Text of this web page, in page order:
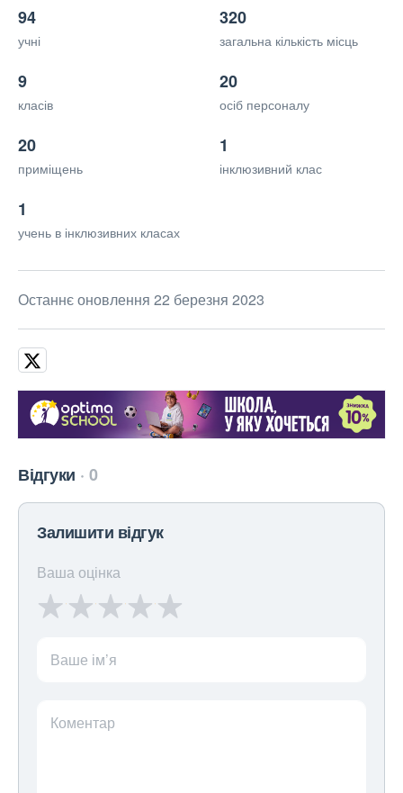
94
учні
320
загальна кількість місць
9
класів
20
осіб персоналу
20
приміщень
1
інклюзивний клас
1
учень в інклюзивних класах
Останнє оновлення 22 березня 2023
Відгуки 0
Залишити відгук
Ваша оцінка
Ваше ім’я
Коментар